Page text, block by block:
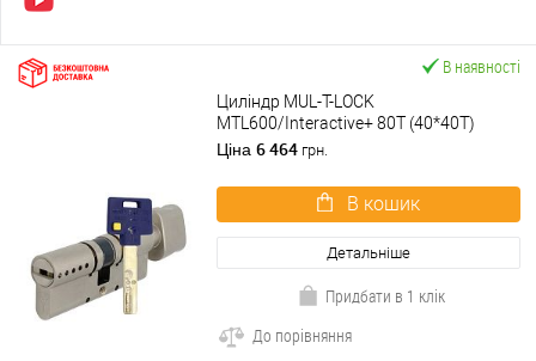
В наявності
Циліндр MUL-T-LOCK
MTL600/Interactive+ 80T (40*40T)
нікель сатин
Ціна 6 464 грн.
В кошик
Детальніше
Придбати в 1 клік
До порівняння